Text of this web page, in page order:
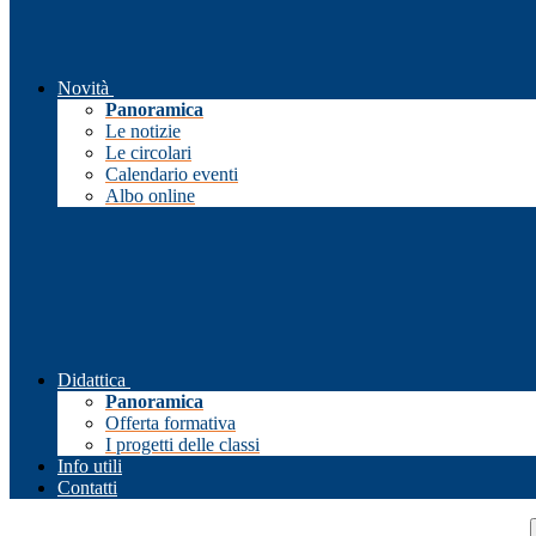
Novità
Panoramica
Le notizie
Le circolari
Calendario eventi
Albo online
Didattica
Panoramica
Offerta formativa
I progetti delle classi
Info utili
Contatti